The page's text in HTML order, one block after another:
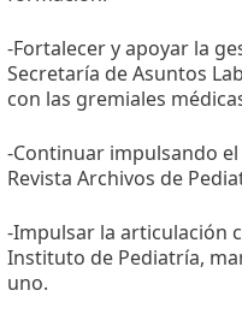
-Fortalecer y apoyar la
Secretaría de Asuntos
con las gremiales
-Continuar impulsando
Revista Archivos de
-Impulsar la articulación
Instituto de Pediatría,
uno.